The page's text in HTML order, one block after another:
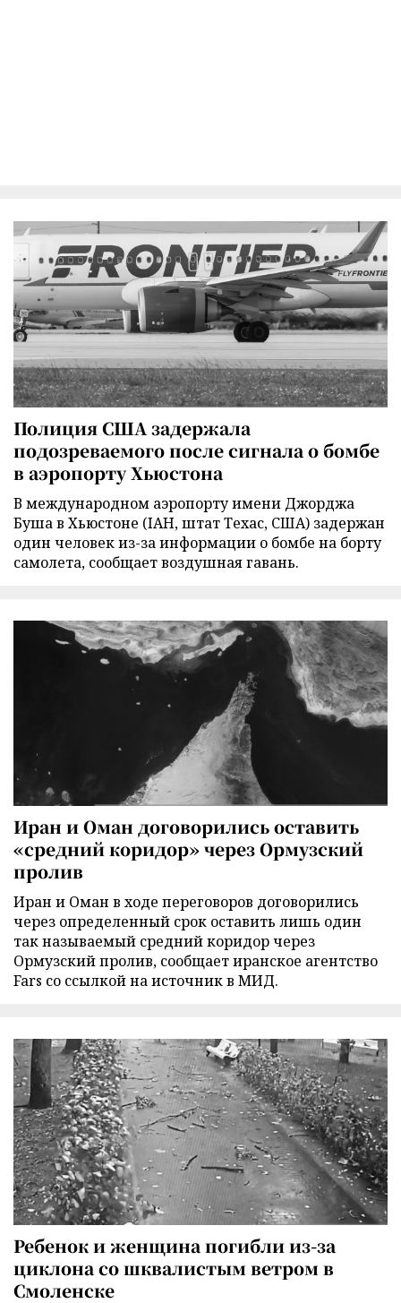
Полиция США задержала
подозреваемого после сигнала о бомбе
в аэропорту Хьюстона
В международном аэропорту имени Джорджа
Буша в Хьюстоне (IAH, штат Техас, США) задержан
один человек из-за информации о бомбе на борту
самолета, сообщает воздушная гавань.
Иран и Оман договорились оставить
«средний коридор» через Ормузский
пролив
Иран и Оман в ходе переговоров договорились
через определенный срок оставить лишь один
так называемый средний коридор через
Ормузский пролив, сообщает иранское агентство
Fars со ссылкой на источник в МИД.
Ребенок и женщина погибли из-за
циклона со шквалистым ветром в
Смоленске